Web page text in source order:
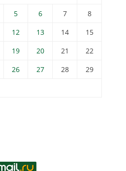
5 6 7
8
12 13 14
15
19 20 21
22
26 27 28
29